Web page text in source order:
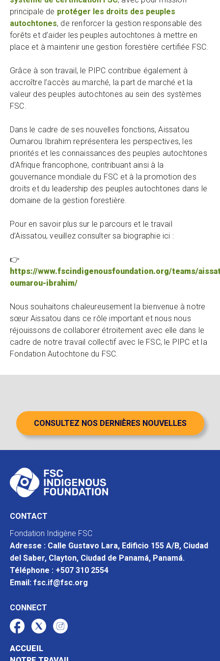
principale de protéger les droits des peuples
autochtones, de renforcer la gestion responsable des
forêts et d’aider les peuples autochtones à mettre en
place et à maintenir une gestion forestière certifiée FSC.
Grâce à son travail, le PIPC contribue également à
accroître l’accès au marché, la part de marché et la
valeur des peuples autochtones au sein des systèmes
FSC.
Dans le cadre de ses nouvelles fonctions, Aissatou
Oumarou Ibrahim représentera les perspectives, les
priorités et les connaissances des peuples autochtones
d’Afrique francophone, contribuant ainsi à la
gouvernance mondiale du FSC et à la promotion des
droits et du leadership des peuples autochtones dans le
domaine de la gestion forestière.
Pour en savoir plus sur le parcours et le travail
d’Aissatou, veuillez consulter sa biographie ici :
👉
https://www.fscindigenousfoundation.org/teams/
oumarou-ibrahim/
Nous souhaitons chaleureusement la bienvenue à notre
sœur Aissatou dans ce rôle important et nous nous
réjouissons de collaborer étroitement avec elle dans le
cadre de notre travail collectif avec le FSC, le PIPC et la
Fondation Autochtone du FSC.
CONSULTEZ NOS DERNIÈRES NOUVELLES
CONTACT
Fondation Indigène FSC
Adresse : Calle Gustavo Lara, Edificio 155 A/B, Ciudad
del Saber, Clayton, Ciudad de Panamá, Panamá.
Téléphone : +507 310 2554
Email: fsc.if@fsc.org
CONNECT
ACCUEIL